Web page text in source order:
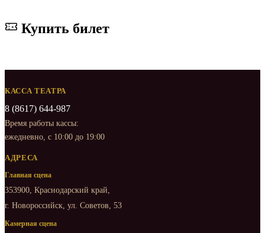
Купить билет
КАССА ТЕАТРА
8 (8617) 644-987
Время работы кассы:
ежедневно, с 10:00 до 19:00
АДРЕСА
Главная сцена
353900, Краснодарский край,
г. Новороссийск, ул. Советов, 53
Камерная сцена